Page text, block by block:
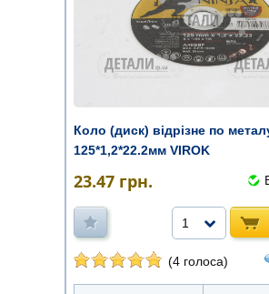
Коло (диск) відрізне по
125*1,2*22.2мм VIROK
23.47 грн.
1
(4 голоса)